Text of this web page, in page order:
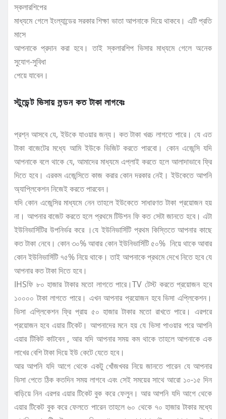
স্কলারশিপের
মাধ্যমে গেলে ইংল্যান্ডের সরকার শিক্ষা ভাতা আপনাকে দিয়ে থাকবে। এটি প্রতি
মাসে
আপনাকে প্রদান করা হবে। তাই স্কলারশিপ ভিসার মাধ্যমে গেলে অনেক
সুযোগ-সুবিধা
পেয়ে যাবেন।
স্টুডেন্ট ভিসায় লন্ডন কত টাকা লাগবেঃ
প্রশ্ন আসবে যে, ইউকে যাওয়ার জন্য। কত টাকা খরচ লাগতে পারে। যে এত
টাকা বাজেটের মধ্যে আমি ইউকে ভিজিট করতে পারবো। কোন এজেন্সি যদি
আপনাকে বলে থাকে যে, আমাদের মাধ্যমে এপ্লাই করতে হলে আলাদাভাবে ফ্রি
দিতে হবে। এরকম এজেন্সিতে কাজ করার কোন দরকার নেই। ইউকেতে আপনি
অ্যাপ্লিকেশন নিজেই করতে পারবেন।
যদি কোন এজেন্সির মাধ্যমে নেন তাহলে ইউকেতে সাধারণত টাকা প্রয়োজন হয়
না। আপনার বাজেট করতে হলে প্রথমে টিউশন ফি কত সেটা জানতে হবে। এটা
ইউনিভার্সিটির উপনির্ভর করে ।যে ইউনিভার্সিটি প্রথম কিস্তিতে আপনার কাছে
কত টাকা নেবে। কোন ৩০% আবার কোন ইউনিভার্সিটি ৫০% নিয়ে থাকে আবার
কোন ইউনিভার্সিটি ৭৫% নিয়ে থাকে। তাই আপনাকে প্রথমে দেখে নিতে হবে যে
আপনার কত টাকা দিতে হবে।
IHSফি ৮০ হাজার টাকার মতো লাগতে পারে।TV টেস্ট করতে প্রয়োজন হবে
১০০০০ টাকা লাগতে পারে। এখন আপনার প্রয়োজন হবে ভিসা এপ্লিকেশন।
ভিসা এপ্লিকেশন ফ্রি প্রায় ৫০ হাজার টাকার মতো রাখতে পারে। এরপরে
প্রয়োজন হবে এয়ার টিকেট। আপনাদের মনে হয় যে ভিসা পাওয়ার পরে আপনি
এয়ার টিকিট কাটবেন , আর যদি আপনার সময় কম থাকে তাহলে আপনাকে এক
লাখের বেশি টাকা দিয়ে ইউ কেটে যেতে হবে।
আর আপনি যদি আগে থেকে একটু খোঁজখবর নিয়ে জানতে পারেন যে আপনার
ভিসা পেতে ঠিক কতদিন সময় লাগবে এবং সেই সময়ের সাথে আরো ১০-১৫ দিন
বাড়িয়ে নিন এরপর এয়ার টিকেট বুক করে ফেলুন। আর আপনি যদি আগে থেকে
এয়ার টিকেট বুক করে ফেলতে পারেন তাহলে ৬০ থেকে ৭০ হাজার টাকার মধ্যে